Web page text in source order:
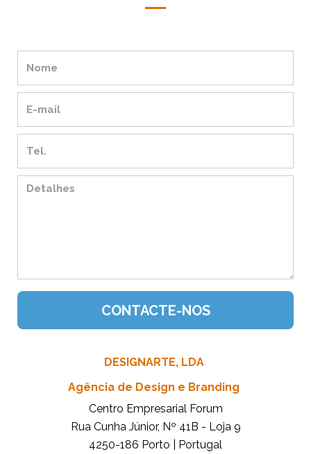
DESIGNARTE, LDA
Agência de Design e Branding
Centro Empresarial Forum
Rua Cunha Júnior, Nº 41B - Loja 9
4250-186 Porto | Portugal